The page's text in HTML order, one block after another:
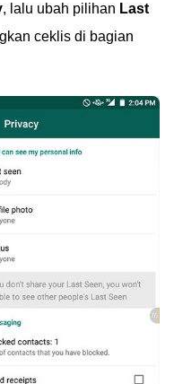
, lalu ubah pilihan Last
ceklis di bagian